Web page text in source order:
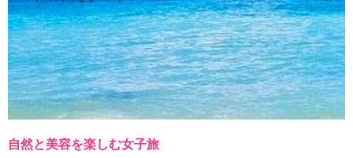
自然と美容を楽しむ女子旅